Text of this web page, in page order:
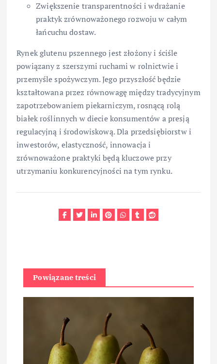
Zwiększenie transparentności i wdrażanie
praktyk zrównoważonego rozwoju w całym
łańcuchu dostaw.
Rynek glutenu pszennego jest złożony i ściśle
powiązany z szerszymi ruchami w rolnictwie i
przemyśle spożywczym. Jego przyszłość będzie
kształtowana przez równowagę między tradycyjnym
zapotrzebowaniem piekarniczym, rosnącą rolą
białek roślinnych w diecie konsumentów a presją
regulacyjną i środowiskową. Dla przedsiębiorstw i
inwestorów, elastyczność, innowacja i
zrównoważone praktyki będą kluczowe przy
utrzymaniu konkurencyjności na tym rynku.
Powiązane treści